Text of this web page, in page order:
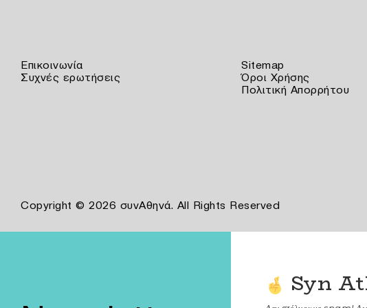
Επικοινωνία
Συχνές ερωτήσεις
Sitemap
Όροι Χρήσης
Πολιτική Απορρήτου
Copyright © 2026 συνΑθηνά. All Rights Reserved
Syn